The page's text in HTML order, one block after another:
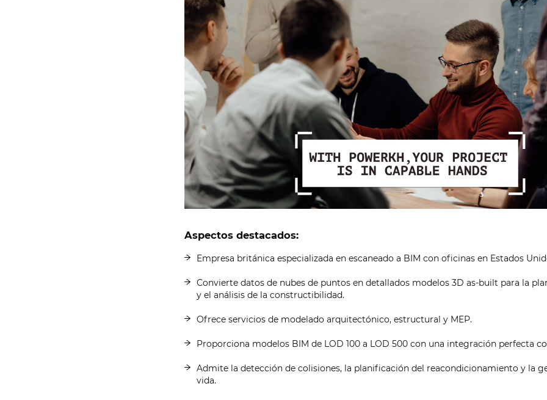
Aspectos destacados:
Empresa británica especializada en escaneado a BIM con oficinas en Estados
Convierte datos de nubes de puntos en detallados modelos 3D as-built para la
y el análisis de la constructibilidad.
Ofrece servicios de modelado arquitectónico, estructural y MEP.
Proporciona modelos BIM de LOD 100 a LOD 500 con una integración perfecta
Admite la detección de colisiones, la planificación del reacondicionamiento y la
vida.